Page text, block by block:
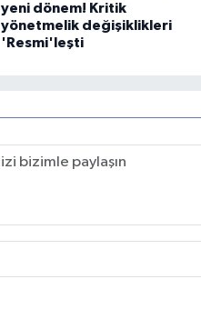
yeni dönem! Kritik
yönetmelik değişiklikleri
'Resmi'leşti